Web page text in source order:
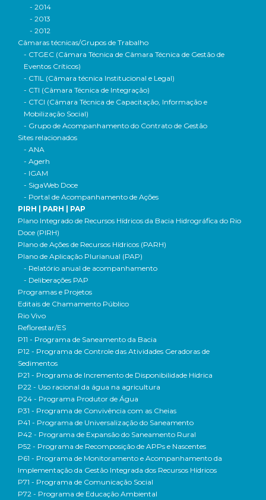
- 2014
- 2013
- 2012
Câmaras técnicas/Grupos de Trabalho
- CTGEC (Câmara Técnica de Câmara Técnica de Gestão de
Eventos Críticos)
- CTIL (Câmara técnica Institucional e Legal)
- CTI (Câmara Técnica de Integração)
- CTCI (Câmara Técnica de Capacitação, Informação e
Mobilização Social)
- Grupo de Acompanhamento do Contrato de Gestão
Sites relacionados
- ANA
- Agerh
- IGAM
- SigaWeb Doce
- Portal de Acompanhamento de Ações
PIRH | PARH | PAP
Plano Integrado de Recursos Hídricos da Bacia Hidrográfica do Rio
Doce (PIRH)
Plano de Ações de Recursos Hídricos (PARH)
Plano de Aplicação Plurianual (PAP)
- Relatório anual de acompanhamento
- Deliberações PAP
Programas e Projetos
Editais de Chamamento Público
Rio Vivo
Reflorestar/ES
P11 - Programa de Saneamento da Bacia
P12 - Programa de Controle das Atividades Geradoras de
Sedimentos
P21 - Programa de Incremento de Disponibilidade Hídrica
P22 - Uso racional da água na agricultura
P24 - Programa Produtor de Água
P31 - Programa de Convivência com as Cheias
P41 - Programa de Universalização do Saneamento
P42 - Programa de Expansão do Saneamento Rural
P52 - Programa de Recomposição de APPs e Nascentes
P61 - Programa de Monitoramento e Acompanhamento da
Implementação da Gestão Integrada dos Recursos Hídricos
P71 - Programa de Comunicação Social
P72 - Programa de Educação Ambiental